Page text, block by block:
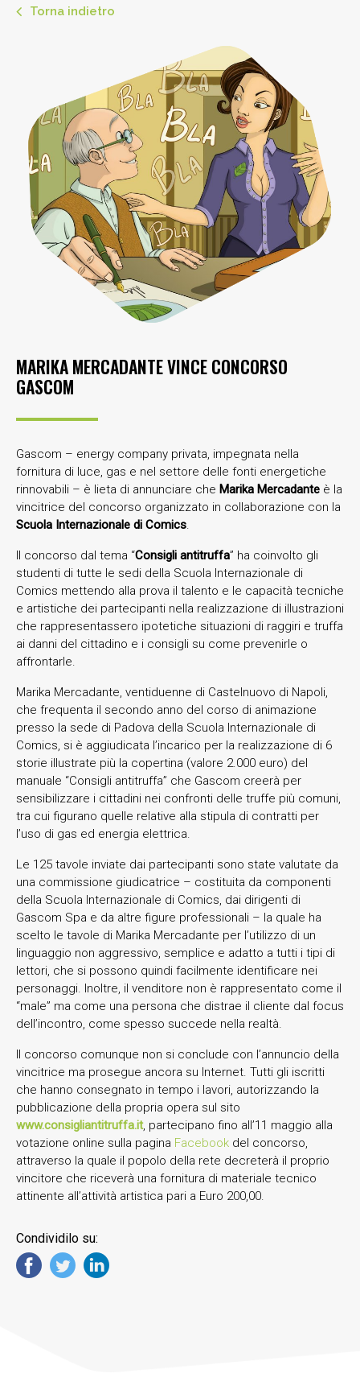
Torna indietro
MARIKA MERCADANTE VINCE CONCORSO
GASCOM
Gascom – energy company privata, impegnata nella
fornitura di luce, gas e nel settore delle fonti energetiche
rinnovabili – è lieta di annunciare che Marika Mercadante è la
vincitrice del concorso organizzato in collaborazione con la
Scuola Internazionale di Comics.
Il concorso dal tema “Consigli antitruffa” ha coinvolto gli
studenti di tutte le sedi della Scuola Internazionale di
Comics mettendo alla prova il talento e le capacità tecniche
e artistiche dei partecipanti nella realizzazione di illustrazioni
che rappresentassero ipotetiche situazioni di raggiri e truffa
ai danni del cittadino e i consigli su come prevenirle o
affrontarle.
Marika Mercadante, ventiduenne di Castelnuovo di Napoli,
che frequenta il secondo anno del corso di animazione
presso la sede di Padova della Scuola Internazionale di
Comics, si è aggiudicata l’incarico per la realizzazione di 6
storie illustrate più la copertina (valore 2.000 euro) del
manuale “Consigli antitruffa” che Gascom creerà per
sensibilizzare i cittadini nei confronti delle truffe più comuni,
tra cui figurano quelle relative alla stipula di contratti per
l’uso di gas ed energia elettrica.
Le 125 tavole inviate dai partecipanti sono state valutate da
una commissione giudicatrice – costituita da componenti
della Scuola Internazionale di Comics, dai dirigenti di
Gascom Spa e da altre figure professionali – la quale ha
scelto le tavole di Marika Mercadante per l’utilizzo di un
linguaggio non aggressivo, semplice e adatto a tutti i tipi di
lettori, che si possono quindi facilmente identificare nei
personaggi. Inoltre, il venditore non è rappresentato come il
“male” ma come una persona che distrae il cliente dal focus
dell’incontro, come spesso succede nella realtà.
Il concorso comunque non si conclude con l’annuncio della
vincitrice ma prosegue ancora su Internet. Tutti gli iscritti
che hanno consegnato in tempo i lavori, autorizzando la
pubblicazione della propria opera sul sito
www.consigliantitruffa.it, partecipano fino all’11 maggio alla
votazione online sulla pagina Facebook del concorso,
attraverso la quale il popolo della rete decreterà il proprio
vincitore che riceverà una fornitura di materiale tecnico
attinente all’attività artistica pari a Euro 200,00.
Condividilo su: